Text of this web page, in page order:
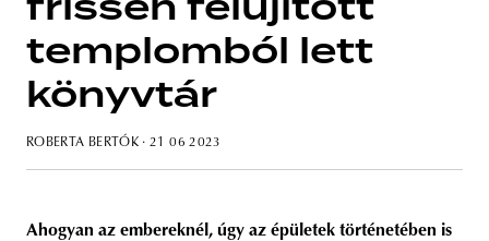
templomból lett
könyvtár
ROBERTA BERTÓK · 21 06 2023
Ahogyan az embereknél, úgy az épületek történetében is